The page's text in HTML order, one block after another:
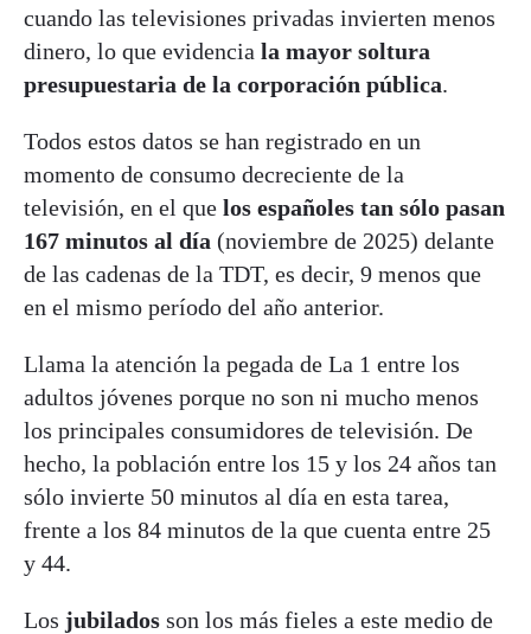
cuando las televisiones privadas invierten menos
dinero, lo que evidencia la mayor soltura
presupuestaria de la corporación pública.
Todos estos datos se han registrado en un
momento de consumo decreciente de la
televisión, en el que los españoles tan sólo pasan
167 minutos al día (noviembre de 2025) delante
de las cadenas de la TDT, es decir, 9 menos que
en el mismo período del año anterior.
Llama la atención la pegada de La 1 entre los
adultos jóvenes porque no son ni mucho menos
los principales consumidores de televisión. De
hecho, la población entre los 15 y los 24 años tan
sólo invierte 50 minutos al día en esta tarea,
frente a los 84 minutos de la que cuenta entre 25
y 44.
Los jubilados son los más fieles a este medio de